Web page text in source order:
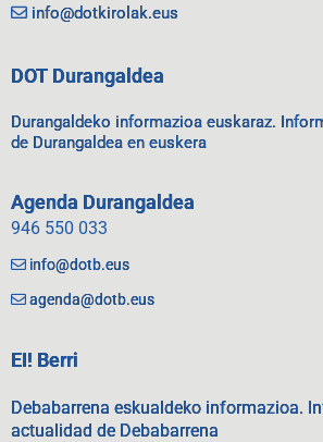
info@dotkirolak.eus
DOT Durangaldea
Durangaldeko informazioa euskaraz.
de Durangaldea en euskera
Agenda Durangaldea
946 550 033
info@dotb.eus
agenda@dotb.eus
EI! Berri
Debabarrena eskualdeko informazioa.
actualidad de Debabarrena